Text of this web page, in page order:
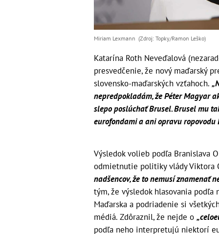
Miriam Lexmann (Zdroj: Topky/Ramon Leško)
Katarína Roth Neveďalová
presvedčenie, že nový maďarský
slovensko-maďarských vzťahoch.
nepredpokladám, že Péter Magyar
slepo poslúchať Brusel. Brusel mu
eurofondami a ani opravu ropovodu
Výsledok volieb podľa Branislava
odmietnutie politiky vlády Viktora
nadšencov, že to nemusí znamenať
tým, že výsledok hlasovania
Maďarska a podriadenie si
médiá. Zdôraznil, že nejde o
podľa neho interpretujú niektorí